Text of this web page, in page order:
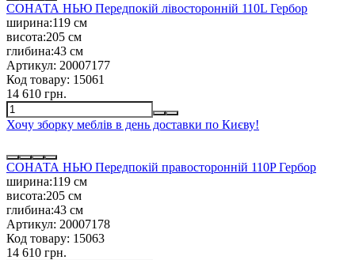
СОНАТА НЬЮ Передпокій лівосторонній 110L Гербор
ширина:119 см
висота:205 см
глибина:43 см
Артикул: 20007177
Код товару: 15061
14 610 грн.
Хочу зборку меблів в день доставки по Києву!
СОНАТА НЬЮ Передпокій правосторонній 110P Гербор
ширина:119 см
висота:205 см
глибина:43 см
Артикул: 20007178
Код товару: 15063
14 610 грн.